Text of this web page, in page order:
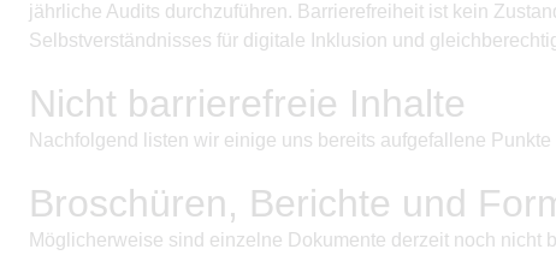
jährliche Audits durchzuführen. Barrierefreiheit ist kein
Selbstverständnisses für digitale Inklusion und
Nicht barrierefreie Inhalte
Nachfolgend listen wir einige uns bereits aufgefallene
Broschüren, Berichte und
Möglicherweise sind einzelne Dokumente derzeit noch